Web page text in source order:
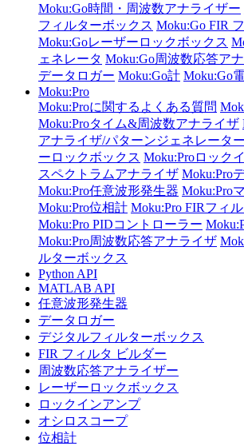
Moku:Go時間・周波数アナライザー
フィルターボックス Moku:Go FIR
Moku:Goレーザーロックボックス
ェネレータ Moku:Go周波数応答ア
データロガー Moku:Go計 Moku:Go
Moku:Pro
Moku:Proに関するよくある質問
Moku:Proタイム&周波数アナライザ
アナライザ/パターンジェネレーター
ーロックボックス Moku:Proロック
スペクトラムアナライザ Moku:Pro
Moku:Pro任意波形発生器 Moku:Pro
Moku:Pro位相計 Moku:Pro FIRフィ
Moku:Pro PIDコントローラー
Moku:Pro周波数応答アナライザ
ルターボックス
Python API
MATLAB API
任意波形発生器
データロガー
デジタルフィルターボックス
FIR フィルタ ビルダー
周波数応答アナライザー
レーザーロックボックス
ロックインアンプ
オシロスコープ
位相計